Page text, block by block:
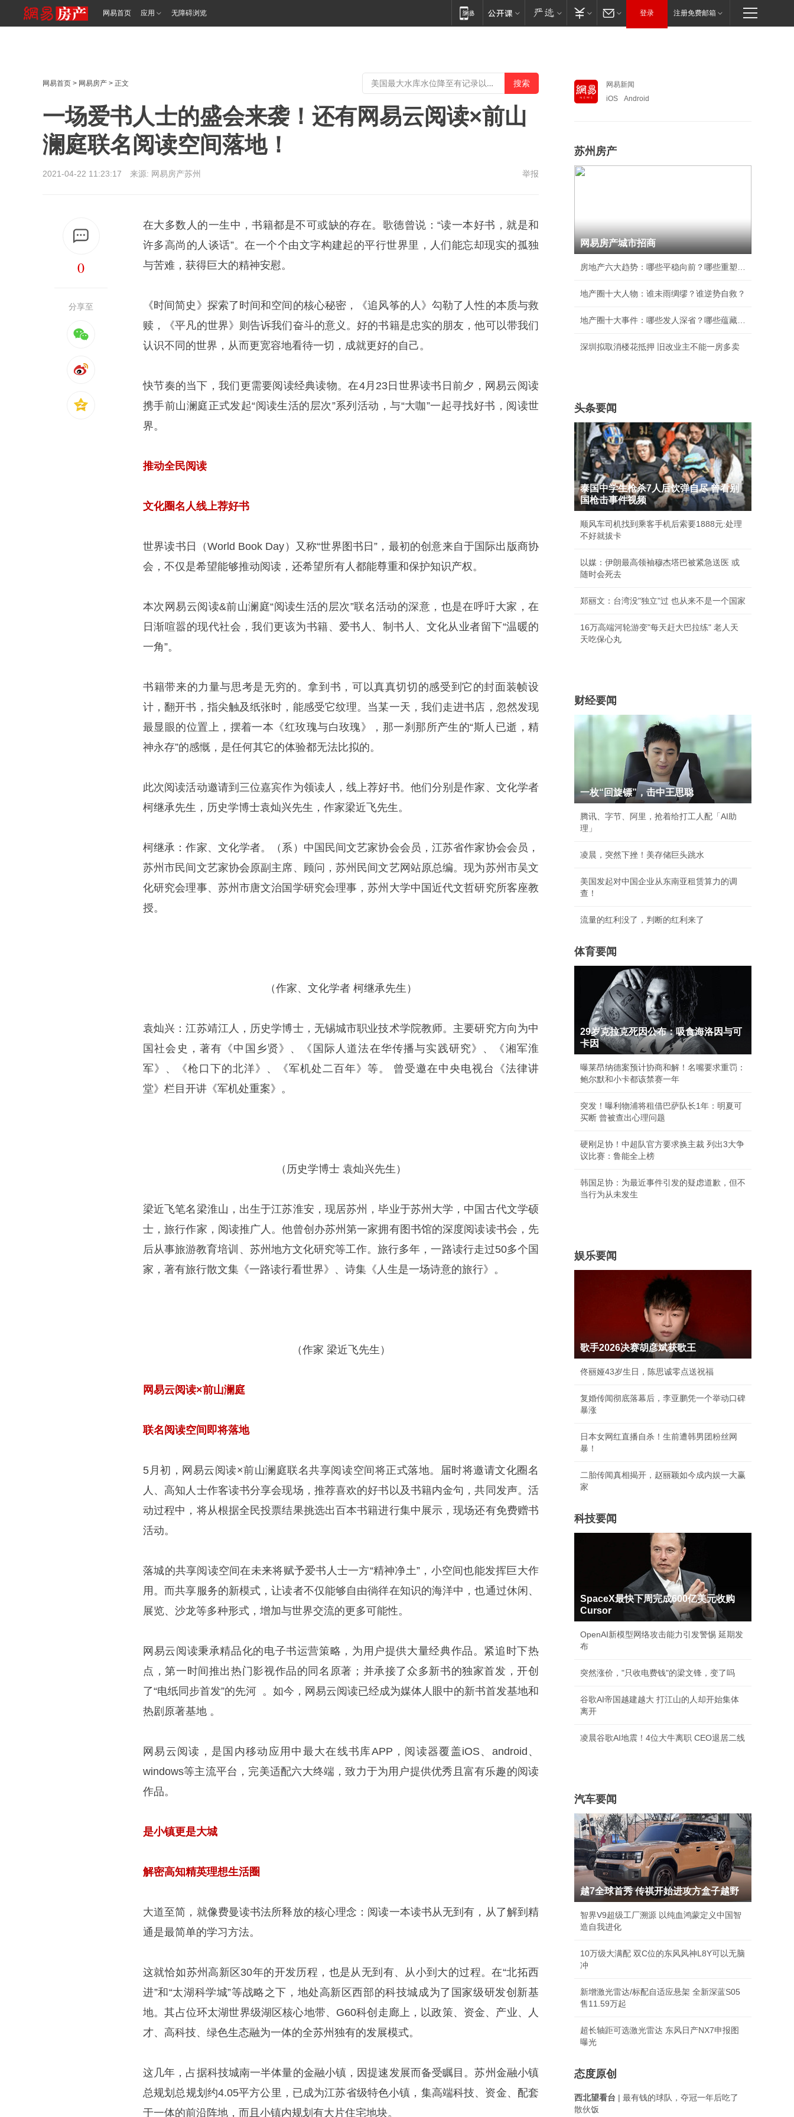
网易首页 应用 无障碍浏览 登录 注册免费邮箱
网易首页 > 网易房产 > 正文
一场爱书人士的盛会来袭！还有网易云阅读×前山
澜庭联名阅读空间落地！
2021-04-22 11:23:17 来源: 网易房产苏州 举报
0
分享至
在大多数人的一生中，书籍都是不可或缺的存在。歌德曾说：“读一本好书，就是和
许多高尚的人谈话”。在一个个由文字构建起的平行世界里，人们能忘却现实的孤独
与苦难，获得巨大的精神安慰。
《时间简史》探索了时间和空间的核心秘密，《追风筝的人》勾勒了人性的本质与救
赎，《平凡的世界》则告诉我们奋斗的意义。好的书籍是忠实的朋友，他可以带我们
认识不同的世界，从而更宽容地看待一切，成就更好的自己。
快节奏的当下，我们更需要阅读经典读物。在4月23日世界读书日前夕，网易云阅读
携手前山澜庭正式发起“阅读生活的层次”系列活动，与“大咖”一起寻找好书，阅读世
界。
推动全民阅读
文化圈名人线上荐好书
世界读书日（World Book Day）又称“世界图书日”，最初的创意来自于国际出版商协
会，不仅是希望能够推动阅读，还希望所有人都能尊重和保护知识产权。
本次网易云阅读&前山澜庭“阅读生活的层次”联名活动的深意，也是在呼吁大家，在
日渐喧嚣的现代社会，我们更该为书籍、爱书人、制书人、文化从业者留下“温暖的
一角”。
书籍带来的力量与思考是无穷的。拿到书，可以真真切切的感受到它的封面装帧设
计，翻开书，指尖触及纸张时，能感受它纹理。当某一天，我们走进书店，忽然发现
最显眼的位置上，摆着一本《红玫瑰与白玫瑰》，那一刹那所产生的“斯人已逝，精
神永存”的感慨，是任何其它的体验都无法比拟的。
此次阅读活动邀请到三位嘉宾作为领读人，线上荐好书。他们分别是作家、文化学者
柯继承先生，历史学博士袁灿兴先生，作家梁近飞先生。
柯继承：作家、文化学者。（系）中国民间文艺家协会会员，江苏省作家协会会员，
苏州市民间文艺家协会原副主席、顾问，苏州民间文艺网站原总编。现为苏州市吴文
化研究会理事、苏州市唐文治国学研究会理事，苏州大学中国近代文哲研究所客座教
授。
（作家、文化学者 柯继承先生）
袁灿兴：江苏靖江人，历史学博士，无锡城市职业技术学院教师。主要研究方向为中
国社会史，著有《中国乡贤》、《国际人道法在华传播与实践研究》、《湘军淮
军》、《枪口下的北洋》、《军机处二百年》等。 曾受邀在中央电视台《法律讲
堂》栏目开讲《军机处重案》。
（历史学博士 袁灿兴先生）
梁近飞笔名梁淮山，出生于江苏淮安，现居苏州，毕业于苏州大学，中国古代文学硕
士，旅行作家，阅读推广人。他曾创办苏州第一家拥有图书馆的深度阅读读书会，先
后从事旅游教育培训、苏州地方文化研究等工作。旅行多年，一路读行走过50多个国
家，著有旅行散文集《一路读行看世界》、诗集《人生是一场诗意的旅行》。
（作家 梁近飞先生）
网易云阅读×前山澜庭
联名阅读空间即将落地
5月初，网易云阅读×前山澜庭联名共享阅读空间将正式落地。届时将邀请文化圈名
人、高知人士作客读书分享会现场，推荐喜欢的好书以及书籍内金句，共同发声。活
动过程中，将从根据全民投票结果挑选出百本书籍进行集中展示，现场还有免费赠书
活动。
落城的共享阅读空间在未来将赋予爱书人士一方“精神净土”，小空间也能发挥巨大作
用。而共享服务的新模式，让读者不仅能够自由徜徉在知识的海洋中，也通过休闲、
展览、沙龙等多种形式，增加与世界交流的更多可能性。
网易云阅读秉承精品化的电子书运营策略，为用户提供大量经典作品。紧追时下热
点，第一时间推出热门影视作品的同名原著；并承接了众多新书的独家首发，开创
了“电纸同步首发”的先河 。如今，网易云阅读已经成为媒体人眼中的新书首发基地和
热剧原著基地 。
网易云阅读，是国内移动应用中最大在线书库APP，阅读器覆盖iOS、android、
windows等主流平台，完美适配六大终端，致力于为用户提供优秀且富有乐趣的阅读
作品。
是小镇更是大城
解密高知精英理想生活圈
大道至简，就像费曼读书法所释放的核心理念：阅读一本读书从无到有，从了解到精
通是最简单的学习方法。
这就恰如苏州高新区30年的开发历程，也是从无到有、从小到大的过程。在“北拓西
进”和“太湖科学城”等战略之下，地处高新区西部的科技城成为了国家级研发创新基
地。其占位环太湖世界级湖区核心地带、G60科创走廊上，以政策、资金、产业、人
才、高科技、绿色生态融为一体的全苏州独有的发展模式。
这几年，占据科技城南一半体量的金融小镇，因提速发展而备受瞩目。苏州金融小镇
总规划总规划约4.05平方公里，已成为江苏省级特色小镇，集高端科技、资金、配套
于一体的前沿阵地，而且小镇内规划有大片住宅地块。
网易新闻
iOS
Android
苏州房产
网易房产城市招商
地产圈十大人物：谁未雨绸缪？谁逆势自救？
深圳拟取消楼花抵押 旧改业主不能一房多卖
头条要闻
泰国中学生枪杀7人后饮弹自尽 曾看别
国枪击事件视频
顺风车司机找到乘客手机后索要1888元:处理
不好就拔卡
以媒：伊朗最高领袖穆杰塔巴被紧急送医 或
随时会死去
郑丽文：台湾没"独立"过 也从来不是一个国家
16万高端河轮游变"每天赶大巴拉练" 老人天
天吃保心丸
财经要闻
一枚“回旋镖”，击中王思聪
腾讯、字节、阿里，抢着给打工人配「AI助
理」
凌晨，突然下挫！美存储巨头跳水
美国发起对中国企业从东南亚租赁算力的调
查！
流量的红利没了，判断的红利来了
体育要闻
29岁克拉克死因公布：吸食海洛因与可
卡因
曝莱昂纳德案预计协商和解！名嘴要求重罚：
鲍尔默和小卡都该禁赛一年
突发！曝利物浦将租借巴萨队长1年：明夏可
买断 曾被查出心理问题
硬刚足协！中超队官方要求换主裁 列出3大争
议比赛：鲁能全上榜
韩国足协：为最近事件引发的疑虑道歉，但不
当行为从未发生
娱乐要闻
歌手2026决赛胡彦斌获歌王
佟丽娅43岁生日，陈思诚零点送祝福
复婚传闻彻底落幕后，李亚鹏凭一个举动口碑
暴涨
日本女网红直播自杀！生前遭韩男团粉丝网
暴！
二胎传闻真相揭开，赵丽颖如今成内娱一大赢
家
科技要闻
SpaceX最快下周完成600亿美元收购
Cursor
OpenAI新模型网络攻击能力引发警惕 延期发
布
突然涨价，"只收电费钱"的梁文锋，变了吗
谷歌AI帝国越建越大 打江山的人却开始集体
离开
凌晨谷歌AI地震！4位大牛离职 CEO退居二线
汽车要闻
越7全球首秀 传祺开始进攻方盒子越野
智界V9超级工厂溯源 以纯血鸿蒙定义中国智
造自我进化
10万级大满配 双C位的东风风神L8Y可以无脑
冲
新增激光雷达/标配自适应悬架 全新深蓝S05
售11.59万起
超长轴距可选激光雷达 东风日产NX7申报图
曝光
态度原创
西北望看台 | 最有钱的球队，夺冠一年后吃了
散伙饭